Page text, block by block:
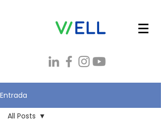
Entrada
All Posts